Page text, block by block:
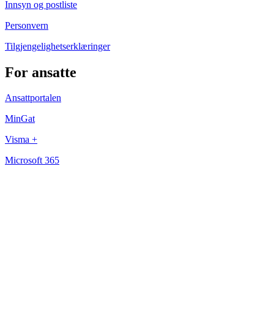
Innsyn og postliste
Personvern
Tilgjengelighetserklæringer
For ansatte
Ansattportalen
MinGat
Visma +
Microsoft 365